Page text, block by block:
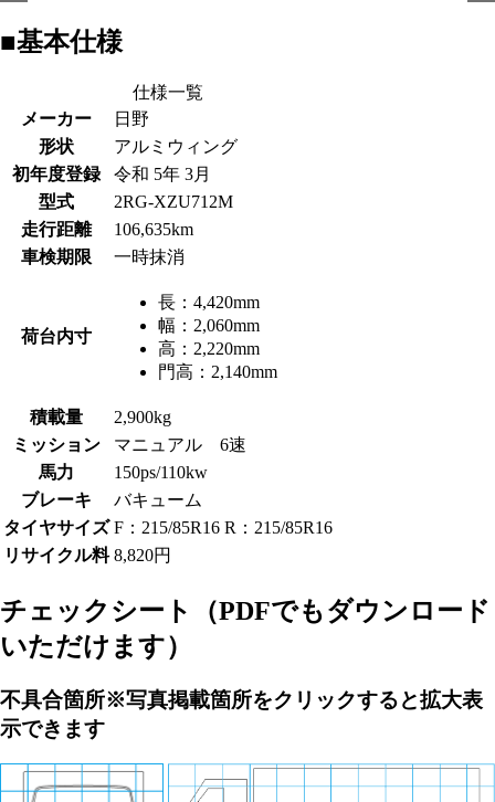
■基本仕様
仕様一覧
メーカー
日野
形状
アルミウィング
初年度登録
令和 5年 3月
型式
2RG-XZU712M
走行距離
106,635km
車検期限
一時抹消
荷台内寸
長： 4,420mm
幅： 2,060mm
高： 2,220mm
門高： 2,140mm
積載量
2,900kg
ミッション
マニュアル 6速
馬力
150ps/110kw
ブレーキ
バキューム
タイヤサイズ F：215/85R16 R：215/85R16
リサイクル料 8,820円
チェックシート
（PDFでもダウンロード
いただけます）
不具合箇所※写真掲載箇所をクリックすると拡大表
示できます